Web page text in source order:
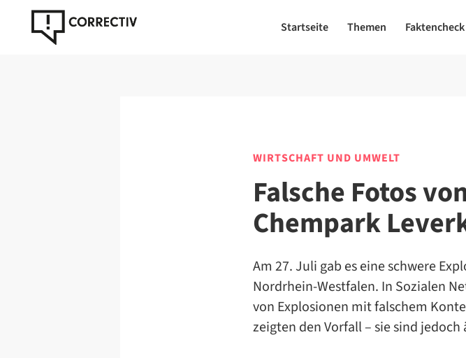
Startseite Themen Faktencheck
WIRTSCHAFT UND UMWELT
Falsche Fotos
Chempark
Am 27. Juli gab es eine schwere
Nordrhein-Westfalen. In Sozialen
von Explosionen mit falschem
zeigten den Vorfall – sie sind